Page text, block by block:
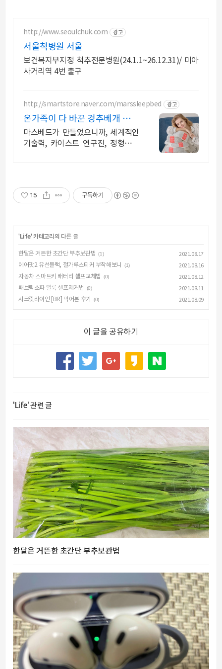
http://www.seoulchuk.com 광고
서울척병원 서울
보건복지부지정 척추전문병원(24.1.1~26.12.31)/ 미아
사거리역 4번 출구
http://smartstore.naver.com/marssleepbed 광고
온가족이 다 바꾼 경추베개 가장
이상적인 인체공학 설계
마스베드가 만들었으니까, 세계적인
기술력, 카이스트 연구진, 정형외과
15 구독하기
' Life' 카테고리의 다른 글
한달은 거뜬한 초간단 부추보관법 (1)
2021.08.17
에어팟2 유선블랙, 철가루스티커 부착해보니
(1)
2021.08.16
자동차 스마트키 배터리 셀프교체법
(0)
2021.08.12
패브릭소파 얼룩 셀프제거법
(0)
2021.08.11
시크릿라이언 [BR] 먹어본 후기
(0) 2021.08.09
이 글을 공유하기
'Life' 관련 글
한달은 거뜬한 초간단 부추보관법